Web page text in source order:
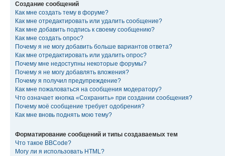
Создание сообщений
Как мне создать тему в форуме?
Как мне отредактировать или удалить сообщение?
Как мне добавить подпись к своему сообщению?
Как мне создать опрос?
Почему я не могу добавить больше вариантов ответа?
Как мне отредактировать или удалить опрос?
Почему мне недоступны некоторые форумы?
Почему я не могу добавлять вложения?
Почему я получил предупреждение?
Как мне пожаловаться на сообщения модератору?
Что означает кнопка «Сохранить» при создании сообщения?
Почему моё сообщение требует одобрения?
Как мне вновь поднять мою тему?
Форматирование сообщений и типы создаваемых тем
Что такое BBCode?
Могу ли я использовать HTML?